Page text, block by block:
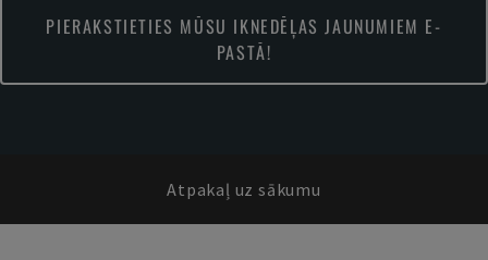
PIERAKSTIETIES MŪSU IKNEDĒĻAS JAUNUMIEM E-
PASTĀ!
Atpakaļ uz sākumu